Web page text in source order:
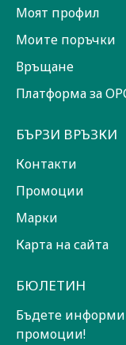
Моят профил
Моите поръчки
Връщане
Платформа за
БЪРЗИ ВРЪЗКИ
Контакти
Промоции
Марки
Карта на сайта
БЮЛЕТИН
Бъдете
промоции!